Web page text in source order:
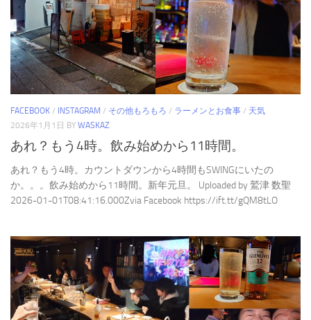
FACEBOOK / INSTAGRAM / その他もろもろ / ラーメンとお食事 / 天気
2026年1月1日 BY WASKAZ
あれ？もう4時。飲み始めから11時間。
あれ？もう4時。カウントダウンから4時間もSWINGにいたの
か。。。飲み始めから11時間。新年元旦。 Uploaded by 鷲津 数聖
2026-01-01T08:41:16.000Zvia Facebook https://ift.tt/gQM8tLO